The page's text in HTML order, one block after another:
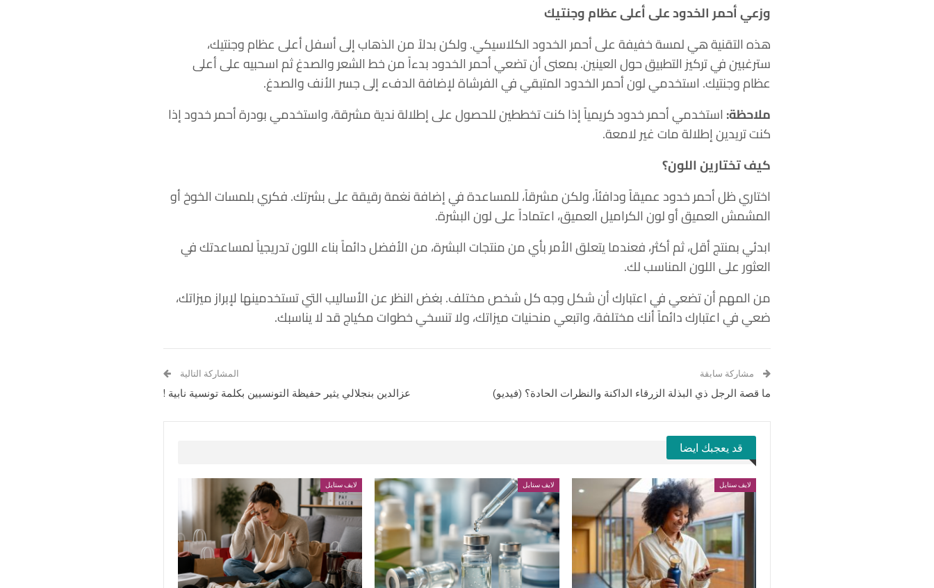
وزعي أحمر الخدود على أعلى عظام وجنتيك
هذه التقنية هي لمسة خفيفة على أحمر الخدود الكلاسيكي. ولكن بدلاً من الذهاب إلى أسفل أعلى عظام وجنتيك،
سترغبين في تركيز التطبيق حول العينين. بمعنى أن تضعي أحمر الخدود بدءاً من خط الشعر والصدغ ثم اسحبيه على أعلى
عظام وجنتيك. استخدمي لون أحمر الخدود المتبقي في الفرشاة لإضافة الدفء إلى جسر الأنف والصدغ.
ملاحظة: استخدمي أحمر خدود كريمياً إذا كنت تخططين للحصول على إطلالة ندية مشرقة، واستخدمي بودرة أحمر خدود إذا
كنت تريدين إطلالة مات غير لامعة.
كيف تختارين اللون؟
اختاري ظل أحمر خدود عميقاً ودافئاً، ولكن مشرقاً، للمساعدة في إضافة نغمة رقيقة على بشرتك. فكري بلمسات الخوخ أو
المشمش العميق أو لون الكراميل العميق، اعتماداً على لون البشرة.
ابدئي بمنتج أقل، ثم أكثر، فعندما يتعلق الأمر بأي من منتجات البشرة، من الأفضل دائماً بناء اللون تدريجياً لمساعدتك في
العثور على اللون المناسب لك.
من المهم أن تضعي في اعتبارك أن شكل وجه كل شخص مختلف. بغض النظر عن الأساليب التي تستخدمينها لإبراز ميزاتك،
ضعي في اعتبارك دائماً أنك مختلفة، واتبعي منحنيات ميزاتك، ولا تنسخي خطوات مكياج قد لا يناسبك.
مشاركة سابقة
ما قصة الرجل ذي البذلة الزرقاء الداكنة والنظرات الحادة؟ (فيديو)
المشاركة التالية
عزالدين بنجلالي يثير حفيظة التونسيين بكلمة تونسية نابية !
قد يعجبك ايضا
لايف ستايل لايف ستايل لايف ستايل